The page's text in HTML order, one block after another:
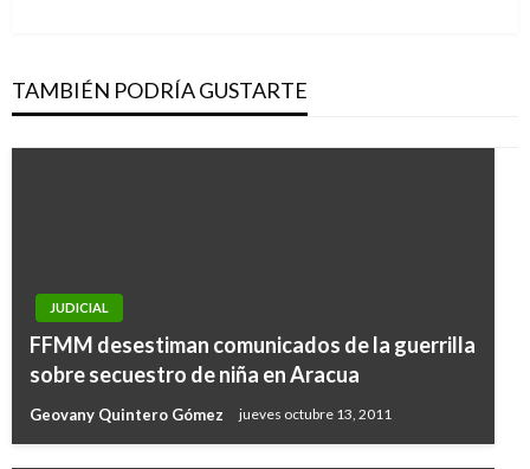
TAMBIÉN PODRÍA GUSTARTE
JUDICIAL
FFMM desestiman comunicados de la guerrilla
sobre secuestro de niña en Aracua
Geovany Quintero Gómez jueves octubre 13, 2011